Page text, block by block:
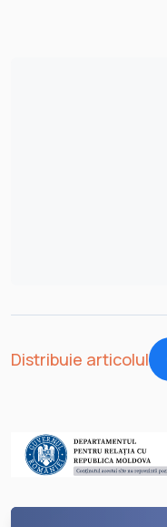
Distribuie articolul